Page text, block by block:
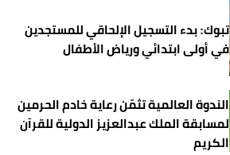
تبوك: بدء التسجيل الإلحاقي للمستجدين
في أولى ابتدائي ورياض الأطفال
الندوة العالمية تثمّن رعاية خادم الحرمين
لمسابقة الملك عبدالعزيز الدولية للقرآن
الكريم